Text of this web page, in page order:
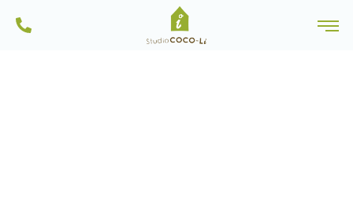
株式会社スタジオCoco-Li｜注文住宅・リフォーム・リノベーションは一級建
築士のいるココリにおまかせ|千葉県船橋市
ンから土地探しを行っている一級建築士事務所・工務店です。船橋市内のモ
デルハウスは見学可能。習志野市・八千代市・鎌ヶ谷市にも建築実績多数。
一人ひとりに、心地よい暮らしを。お家を作る過程も楽しい家づくりを目指